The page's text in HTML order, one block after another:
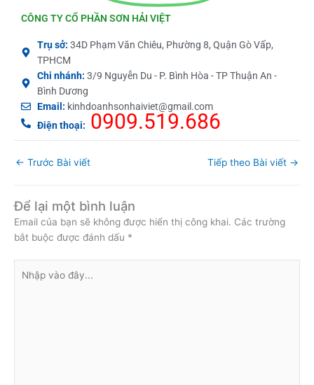
CÔNG TY CỔ PHẦN SƠN HẢI VIỆT
Trụ sở: 34D Phạm Văn Chiêu, Phường 8, Quận Gò Vấp,
TPHCM
Chi nhánh: 3/9 Nguyễn Du - P. Bình Hòa - TP Thuận An -
Bình Dương
Email: kinhdoanhsonhaiviet@gmail.com
Điện thoại: 0909.519.686
← Trước Bài viết Tiếp theo Bài viết →
Để lại một bình luận
Email của bạn sẽ không được hiển thị công khai. Các trường
bắt buộc được đánh dấu *
vào